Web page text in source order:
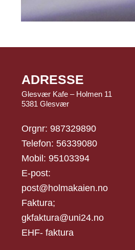
ADRESSE
Glesvær Kafe – Holmen 11
5381 Glesvær
Orgnr: 987329890
Telefon: 56339080
Mobil: 95103394
E-post:
post@holmakaien.no
Faktura;
gkfaktura@uni24.no
EHF- faktura